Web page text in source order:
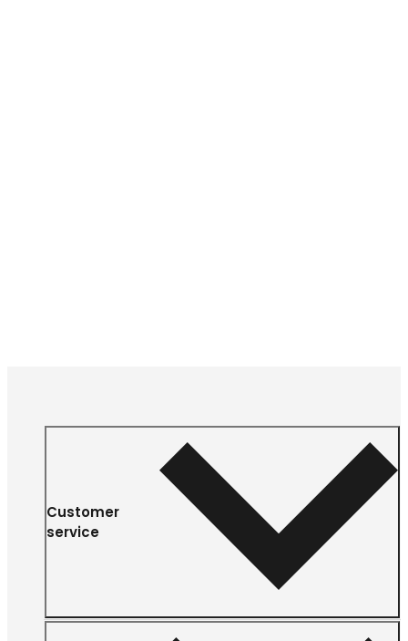
Customer
service